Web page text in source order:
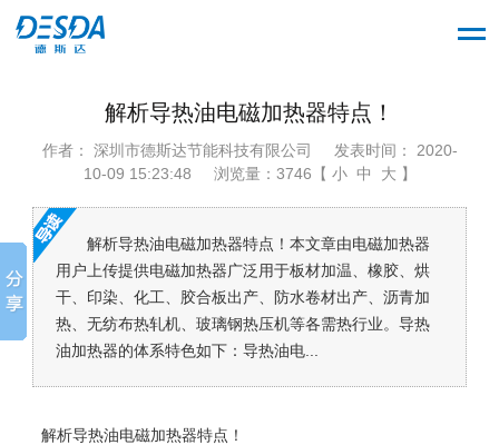
解析导热油电磁加热器特点！
作者： 深圳市德斯达节能科技有限公司
发表时间： 2020-
10-09 15:23:48
浏览量：3746【 小 中 大 】
解析导热油电磁加热器特点！本文章由电磁加热器
用户上传提供电磁加热器广泛用于板材加温、橡胶、烘
干、印染、化工、胶合板出产、防水卷材出产、沥青加
热、无纺布热轧机、玻璃钢热压机等各需热行业。导热
油加热器的体系特色如下：导热油电...
解析导热油电磁加热器特点！